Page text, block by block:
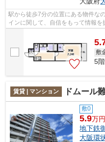
駅から徒歩7分の位置にある物件な
インに関して、自信をもって情報
広がる2駅利用可能な物件です。共
敷
5
賃貸 | マンション ドムール
敷0
5.9万円
地下鉄
大阪環